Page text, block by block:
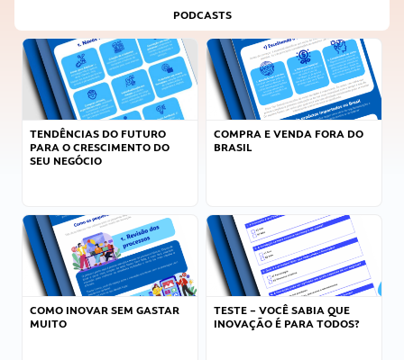
PODCASTS
TENDÊNCIAS DO FUTURO
PARA O CRESCIMENTO DO
SEU NEGÓCIO
COMPRA E VENDA FORA DO
BRASIL
COMO INOVAR SEM GASTAR
MUITO
TESTE – VOCÊ SABIA QUE
INOVAÇÃO É PARA TODOS?